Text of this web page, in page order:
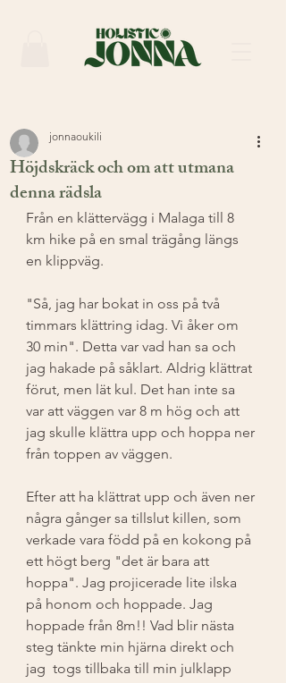
Höjdskräck och om att utmana
denna rädsla
jonnaoukili
Från en klättervägg i Malaga till 8
km hike på en smal trägång längs
en klippväg.
"Så, jag har bokat in oss på två
timmars klättring idag. Vi åker om
30 min". Detta var vad han sa och
jag hakade på såklart. Aldrig klättrat
förut, men lät kul. Det han inte sa
var att väggen var 8 m hög och att
jag skulle klättra upp och hoppa ner
från toppen av väggen.
Efter att ha klättrat upp och även ner
några gånger sa tillslut killen, som
verkade vara född på en kokong på
ett högt berg "det är bara att
hoppa". Jag projicerade lite ilska
på honom och hoppade. Jag
hoppade från 8m!! Vad blir nästa
steg tänkte min hjärna direkt och
jag  togs tillbaka till min julklapp